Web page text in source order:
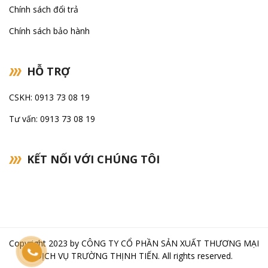
Chính sách đổi trả
Chính sách bảo hành
HỖ TRỢ
CSKH: 0913 73 08 19
Tư vấn: 0913 73 08 19
KẾT NỐI VỚI CHÚNG TÔI
Copyright 2023 by CÔNG TY CỔ PHẦN SẢN XUẤT THƯƠNG MẠI
DỊCH VỤ TRƯỜNG THỊNH TIẾN. All rights reserved.